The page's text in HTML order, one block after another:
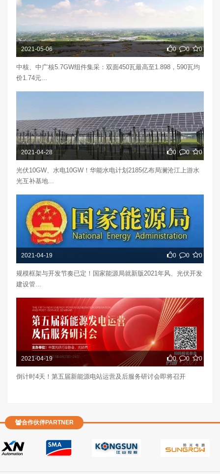
2021-05-06 0 0 0
中核、中广核5.7GW组件集采：双面450瓦最高至1.898，590瓦均
价1.74元...
2021-04-28 0 0 0
光伏10GW、水电10GW！华能水电计划2185亿布局澜沧江上游水
光互补基地...
2021-04-19 0 0 0
规模框架与开发节奏已定！国家能源局就新版2021年风、光伏开发
建设管...
2021-04-19 0 0 0
倒计时4天！第五届新能源电站运营及后服务研讨会即将召开
合作伙伴PARTNER